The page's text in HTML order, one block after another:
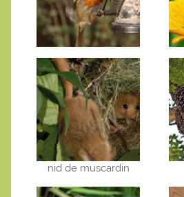
nid de muscardin